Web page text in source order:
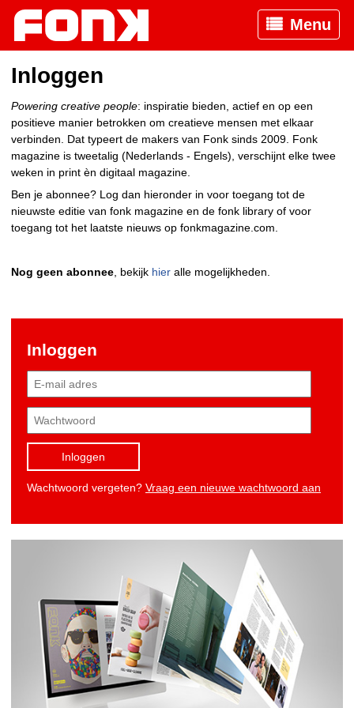
Menu
Inloggen
Powering creative people: inspiratie bieden, actief en op een
positieve manier betrokken om creatieve mensen met elkaar
verbinden. Dat typeert de makers van Fonk sinds 2009. Fonk
magazine is tweetalig (Nederlands - Engels), verschijnt elke twee
weken in print èn digitaal magazine.
Ben je abonnee? Log dan hieronder in voor toegang tot de
nieuwste editie van fonk magazine en de fonk library of voor
toegang tot het laatste nieuws op fonkmagazine.com.
Nog geen abonnee , bekijk hier alle mogelijkheden.
Inloggen
Inloggen
Wachtwoord vergeten? Vraag een nieuwe wachtwoord aan